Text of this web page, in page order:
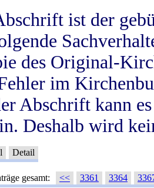
ist der
des Original-
im
Abschrift kann
Deshalb wird
Detail
gesamt: << 3361 3364